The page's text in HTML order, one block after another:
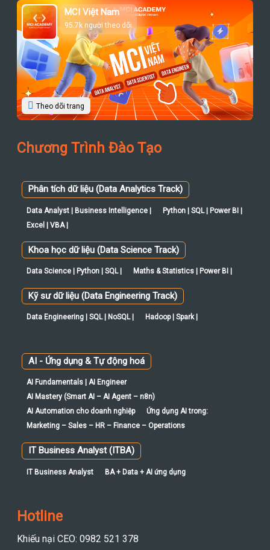
Theo dõi trang
Chương Trình Đào Tạo
Data Analyst | Business Intelligence |
Python | SQL | Power BI |
Excel | VBA |
Khoa học dữ liệu (Data Science Track)
Data Science | Python | SQL | Maths & Statistics | Power BI |
Kỹ sư dữ liệu (Data Engineering Track)
Data Engineering | SQL | NoSQL | Hadoop | Spark |
AI Fundamentals | AI Engineer
AI Mastery (Smart AI – AI Agent – n8n)
AI Automation cho doanh nghiệp
Marketing – Sales – HR – Finance – Operations
IT Business Analyst (ITBA)
IT Business Analyst BA + Data + AI ứng dụng
Khiếu nại CEO: 0982 521 378